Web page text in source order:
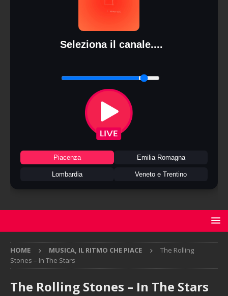
Seleziona il canale....
Piacenza Emilia Romagna
Lombardia Veneto e Trentino
HOME MUSICA, IL RITMO CHE PIACE
The Rolling
Stones – In The Stars
The Rolling Stones – In The Stars